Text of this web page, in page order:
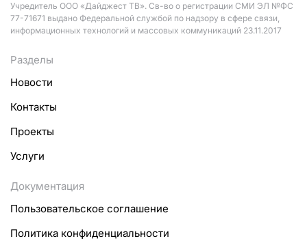
Учредитель ООО «Дайджест ТВ». Св-во о регистрации СМИ ЭЛ №ФС
77-71671 выдано Федеральной службой по надзору в сфере связи,
информационных технологий и массовых коммуникаций 23.11.2017
Разделы
Новости
Контакты
Проекты
Услуги
Документация
Пользовательское соглашение
Политика конфиденциальности